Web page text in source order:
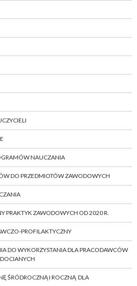
NAUCZANIA
DO PRZEDMIOTÓW ZAWODOWYCH
PRAKTYK ZAWODOWYCH OD 2020 R.
PROFILAKTYCZNY
DO WYKORZYSTANIA DLA PRACODAWCÓW
ŚRÓDROCZNĄ I ROCZNĄ DLA